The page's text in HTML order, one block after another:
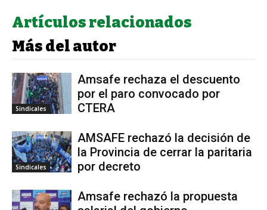
Artículos relacionados
Más del autor
Sindicales
Amsafe rechaza el descuento
por el paro convocado por
CTERA
Sindicales
AMSAFE rechazó la decisión de
la Provincia de cerrar la paritaria
por decreto
Amsafe rechazó la propuesta